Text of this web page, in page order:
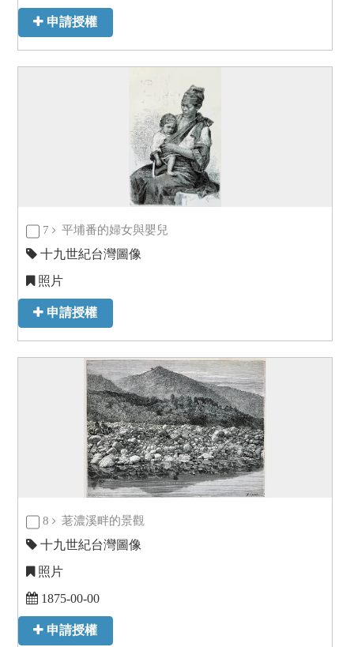
申請授權
7 平埔番的婦女與嬰兒
十九世紀台灣圖像
照片
申請授權
8 荖濃溪畔的景觀
十九世紀台灣圖像
照片
1875-00-00
申請授權